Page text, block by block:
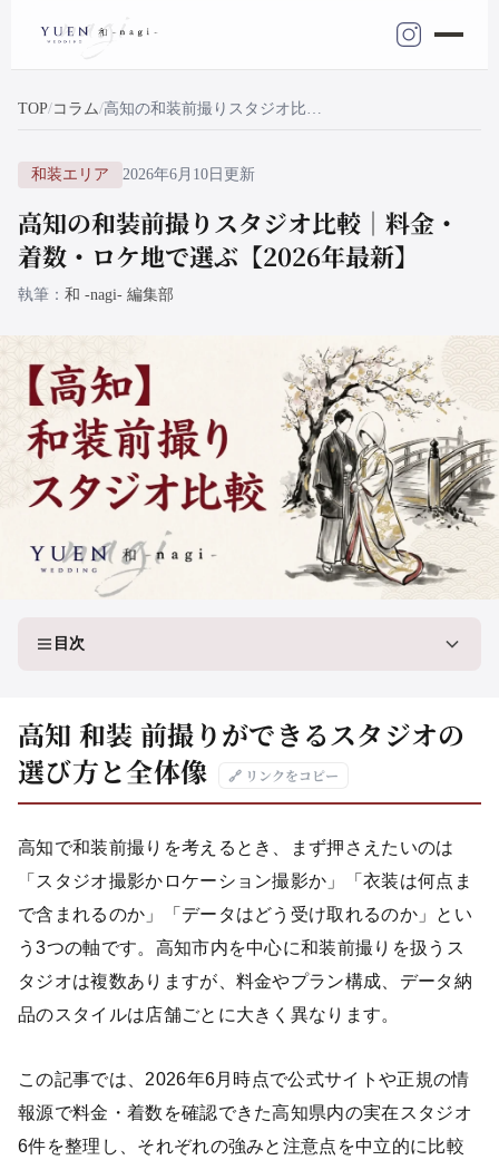
TOP コラム 高知の和装前撮りスタジオ比較｜料金・着数・ロケ地で選ぶ【2026年最新】
和装エリア 2026年6月10日更新
高知の和装前撮りスタジオ比較｜料金・
着数・ロケ地で選ぶ【2026年最新】
執筆 和 -nagi- 編集部
目次
高知 和装 前撮りができるスタジオの
選び方と全体像
🔗 リンクをコピー
高知で和装前撮りを考えるとき、まず押さえたいのは
「スタジオ撮影かロケーション撮影か」「衣装は何点ま
で含まれるのか」「データはどう受け取れるのか」とい
う3つの軸です。高知市内を中心に和装前撮りを扱うス
タジオは複数ありますが、料金やプラン構成、データ納
品のスタイルは店舗ごとに大きく異なります。
この記事では、2026年6月時点で公式サイトや正規の情
報源で料金・着数を確認できた高知県内の実在スタジオ
6件を整理し、それぞれの強みと注意点を中立的に比較